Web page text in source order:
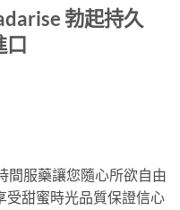
勃起持久
口
間服藥讓您隨心所欲自由
受甜蜜時光品質保證信心